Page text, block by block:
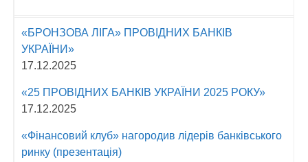
«БРОНЗОВА ЛІГА» ПРОВІДНИХ БАНКІВ
УКРАЇНИ»
17.12.2025
«25 ПРОВІДНИХ БАНКІВ УКРАЇНИ 2025 РОКУ»
17.12.2025
«Фінансовий клуб» нагородив лідерів банківського
ринку (презентація)